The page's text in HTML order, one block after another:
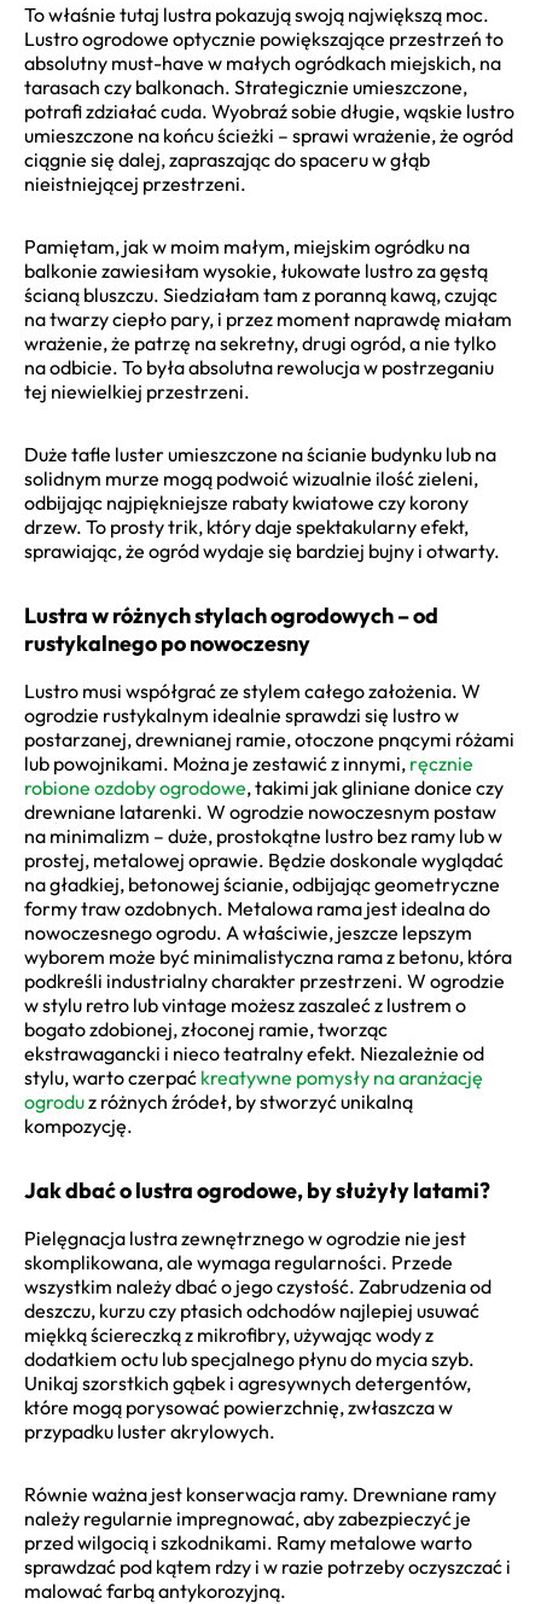
To właśnie tutaj lustra pokazują swoją największą moc.
Lustro ogrodowe optycznie powiększające przestrzeń to
absolutny must-have w małych ogródkach miejskich, na
tarasach czy balkonach. Strategicznie umieszczone,
potrafi zdziałać cuda. Wyobraź sobie długie, wąskie lustro
umieszczone na końcu ścieżki – sprawi wrażenie, że ogród
ciągnie się dalej, zapraszając do spaceru w głąb
nieistniejącej przestrzeni.
Pamiętam, jak w moim małym, miejskim ogródku na
balkonie zawiesiłam wysokie, łukowate lustro za gęstą
ścianą bluszczu. Siedziałam tam z poranną kawą, czując
na twarzy ciepło pary, i przez moment naprawdę miałam
wrażenie, że patrzę na sekretny, drugi ogród, a nie tylko
na odbicie. To była absolutna rewolucja w postrzeganiu
tej niewielkiej przestrzeni.
Duże tafle luster umieszczone na ścianie budynku lub na
solidnym murze mogą podwoić wizualnie ilość zieleni,
odbijając najpiękniejsze rabaty kwiatowe czy korony
drzew. To prosty trik, który daje spektakularny efekt,
sprawiając, że ogród wydaje się bardziej bujny i otwarty.
Lustra w różnych stylach ogrodowych – od
rustykalnego po nowoczesny
Lustro musi współgrać ze stylem całego założenia. W
ogrodzie rustykalnym idealnie sprawdzi się lustro w
postarzanej, drewnianej ramie, otoczone pnącymi różami
lub powojnikami. Można je zestawić z innymi, ręcznie
robione ozdoby ogrodowe, takimi jak gliniane donice czy
drewniane latarenki. W ogrodzie nowoczesnym postaw
na minimalizm – duże, prostokątne lustro bez ramy lub w
prostej, metalowej oprawie. Będzie doskonale wyglądać
na gładkiej, betonowej ścianie, odbijając geometryczne
formy traw ozdobnych. Metalowa rama jest idealna do
nowoczesnego ogrodu. A właściwie, jeszcze lepszym
wyborem może być minimalistyczna rama z betonu, która
podkreśli industrialny charakter przestrzeni. W ogrodzie
w stylu retro lub vintage możesz zaszaleć z lustrem o
bogato zdobionej, złoconej ramie, tworząc
ekstrawagancki i nieco teatralny efekt. Niezależnie od
stylu, warto czerpać kreatywne pomysły na aranżację
ogroduz różnych źródeł, by stworzyć unikalną
kompozycję.
Jak dbać o lustra ogrodowe, by służyły latami?
Pielęgnacja lustra zewnętrznego w ogrodzie nie jest
skomplikowana, ale wymaga regularności. Przede
wszystkim należy dbać o jego czystość. Zabrudzenia od
deszczu, kurzu czy ptasich odchodów najlepiej usuwać
miękką ściereczką z mikrofibry, używając wody z
dodatkiem octu lub specjalnego płynu do mycia szyb.
Unikaj szorstkich gąbek i agresywnych detergentów,
które mogą porysować powierzchnię, zwłaszcza w
przypadku luster akrylowych.
Równie ważna jest konserwacja ramy. Drewniane ramy
należy regularnie impregnować, aby zabezpieczyć je
przed wilgocią i szkodnikami. Ramy metalowe warto
sprawdzać pod kątem rdzy i w razie potrzeby oczyszczać i
malować farbą antykorozyjną.